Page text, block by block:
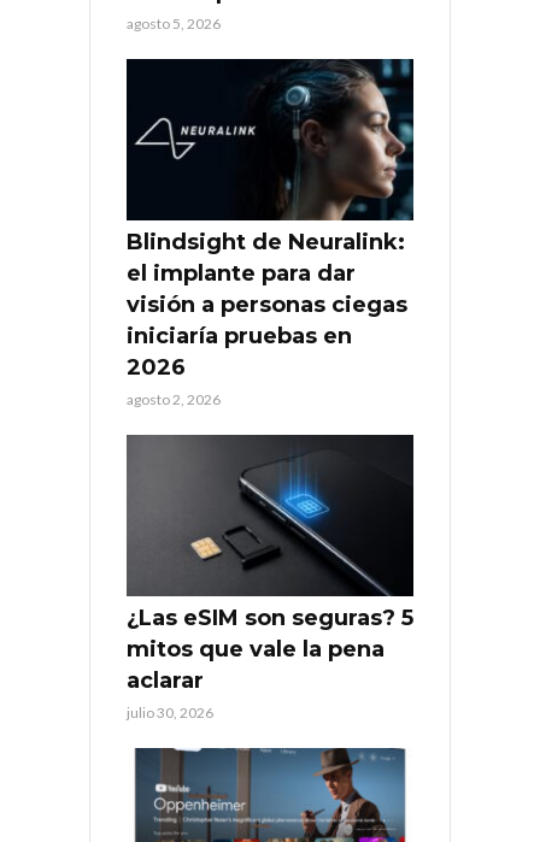
agosto 5, 2026
Blindsight de Neuralink:
el implante para dar
visión a personas ciegas
iniciaría pruebas en
2026
agosto 2, 2026
¿Las eSIM son seguras? 5
mitos que vale la pena
aclarar
julio 30, 2026